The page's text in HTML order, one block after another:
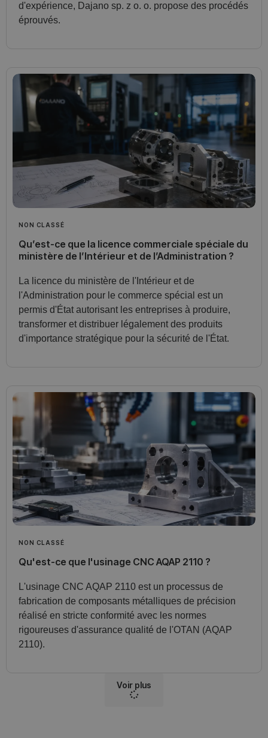
d'expérience, Dajano sp. z o. o. propose des procédés
éprouvés.
NON CLASSÉ
Qu’est-ce que la licence commerciale spéciale du
ministère de l’Intérieur et de l’Administration ?
La licence du ministère de l'Intérieur et de
l'Administration pour le commerce spécial est un
permis d'État autorisant les entreprises à produire,
transformer et distribuer légalement des produits
d'importance stratégique pour la sécurité de l'État.
NON CLASSÉ
Qu'est-ce que l'usinage CNC AQAP 2110 ?
L'usinage CNC AQAP 2110 est un processus de
fabrication de composants métalliques de précision
réalisé en stricte conformité avec les normes
rigoureuses d'assurance qualité de l'OTAN (AQAP
2110).
Voir plus